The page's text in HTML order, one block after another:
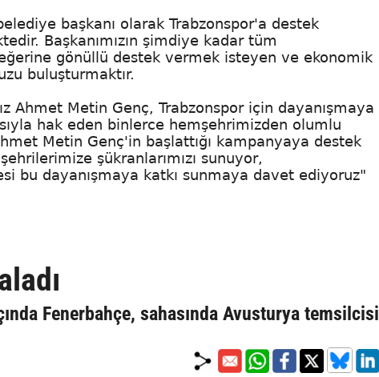
başkanı olarak Trabzonspor'a destek
Başkanımızın şimdiye kadar tüm
gönüllü destek vermek isteyen ve ekonomik
buluşturmaktır.
Ahmet Metin Genç, Trabzonspor için dayanışmaya
hak eden binlerce hemşehrimizden olumlu
Metin Genç'in başlattığı kampanyaya destek
şükranlarımızı sunuyor,
bu dayanışmaya katkı sunmaya davet ediyoruz"
Fenerbahçe, sahasında Avusturya temsilcisi